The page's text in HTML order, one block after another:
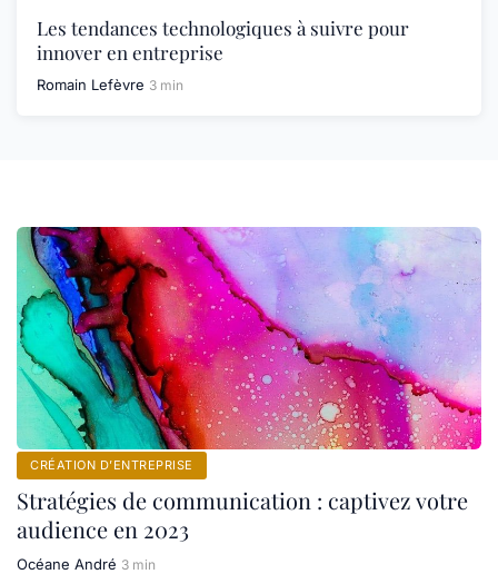
Les tendances technologiques à suivre pour
innover en entreprise
Romain Lefèvre 3 min
CRÉATION D’ENTREPRISE
Stratégies de communication : captivez votre
audience en 2023
Océane André 3 min